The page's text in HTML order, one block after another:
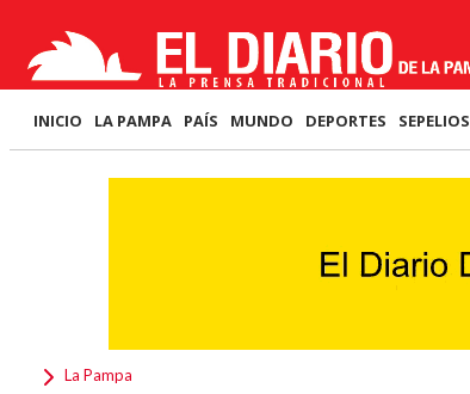
INICIO LA PAMPA PAÍS MUNDO DEPORTES SEPELIOS
La Pampa